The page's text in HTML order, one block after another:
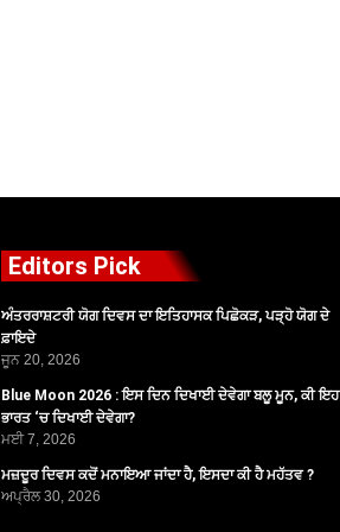
Editors Pick
ਅੰਤਰਰਾਸ਼ਟਰੀ ਯੋਗ ਦਿਵਸ ਦਾ ਇਤਿਹਾਸਕ ਪਿਛੋਕੜ, ਪੜ੍ਹੋ ਯੋਗ ਦੇ
ਫ਼ਾਇਦੇ
ਜੂਨ 20, 2026
Blue Moon 2026 : ਇਸ ਦਿਨ ਦਿਖਾਈ ਦੇਵੇਗਾ ਬਲੂ ਮੂਨ, ਕੀ ਇਹ
ਭਾਰਤ ‘ਚ ਦਿਖਾਈ ਦੇਵੇਗਾ?
ਮਈ 7, 2026
ਮਜ਼ਦੂਰ ਦਿਵਸ ਕਦੋਂ ਮਨਾਇਆ ਜਾਂਦਾ ਹੈ, ਇਸਦਾ ਕੀ ਹੈ ਮਹੱਤਵ ?
ਅਪ੍ਰੈਲ 30, 2026